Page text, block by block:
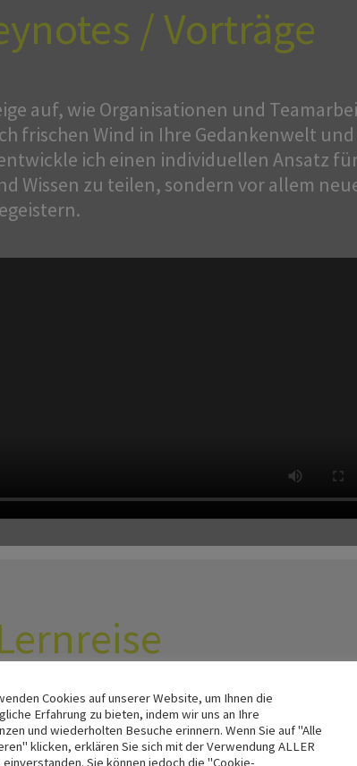
/ Vorträge
auf, wie Organisationen und
frischen Wind in Ihre Gedankenwelt
ich einen individuellen Ansatz
Wissen zu teilen, sondern vor allem
dass die
Die Inhalte werden
„Verstehen Verorten
Cookies auf unserer Website, um Ihnen die
Erfahrung zu bieten, indem wir uns an Ihre
und wiederholten Besuche erinnern. Wenn Sie auf "Alle
klicken, erklären Sie sich mit der Verwendung ALLER
einverstanden. Sie können jedoch die "Cookie-